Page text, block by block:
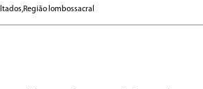
lombossacral